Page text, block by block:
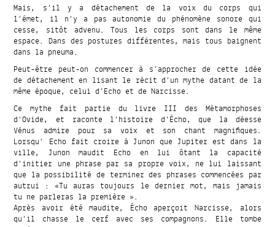
Mais, s’il y a détachement de la voix du corps qui
l’émet, il n’y a pas autonomie du phénomène sonore qui
cesse, sitôt advenu. Tous les corps sont dans le même
espace. Dans des postures différentes, mais tous baignent
dans la pneuma.
Peut-être peut-on commencer à s’approcher de cette idée
de détachement en lisant le récit d’un mythe datant de la
même époque, celui d’Echo et de Narcisse.
Ce mythe fait partie du livre III des Métamorphoses
d’Ovide, et raconte l’histoire d’Écho, que la déesse
Vénus admire pour sa voix et son chant magnifiques.
Lorsqu’ Echo fait croire à Junon que Jupiter est dans la
ville, Junon maudit Echo en lui ôtant la capacité
d’initier une phrase par sa propre voix, ne lui laissant
que la possibilité de terminer des phrases commencées par
autrui : «Tu auras toujours le dernier mot, mais jamais
tu ne parleras la première ».
Après avoir été maudite, Écho aperçoit Narcisse, alors
qu’il chasse le cerf avec ses compagnons. Elle tombe